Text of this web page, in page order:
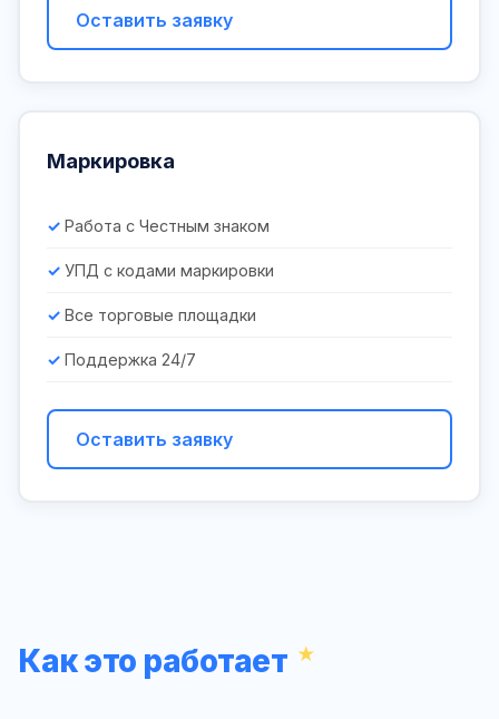
Оставить заявку
Маркировка
Работа с Честным знаком
УПД с кодами маркировки
Все торговые площадки
Поддержка 24/7
Оставить заявку
Как это работает